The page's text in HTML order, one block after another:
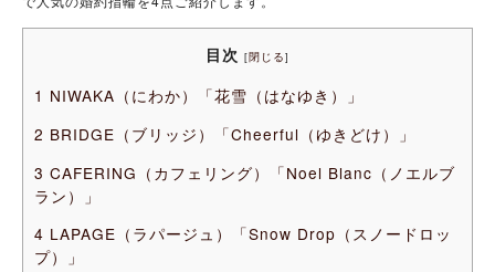
目次 [閉じる]
1 NIWAKA（にわか）「花雪（はなゆき）」
2 BRIDGE（ブリッジ）「Cheerful（ゆきどけ）」
3 CAFERING（カフェリング）「Noel Blanc（ノエルブ
ラン）」
4 LAPAGE（ラパージュ）「Snow Drop（スノードロッ
プ）」